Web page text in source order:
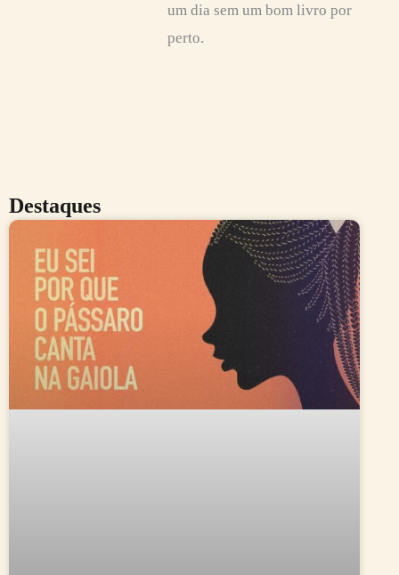
um dia sem um bom livro por
perto.
Destaques